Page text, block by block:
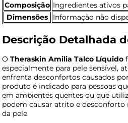
Composição Ingredientes ativos
Dimensões
Informação não
Descrição Detalhada
OTheraskin Amilia Talco Líquido
especialmente para pele sensível,
enfrenta desconfortos causados
produto é indicado para pessoas
em ambientes quentes ou que
podem causar atrito e desconforto
da pele.